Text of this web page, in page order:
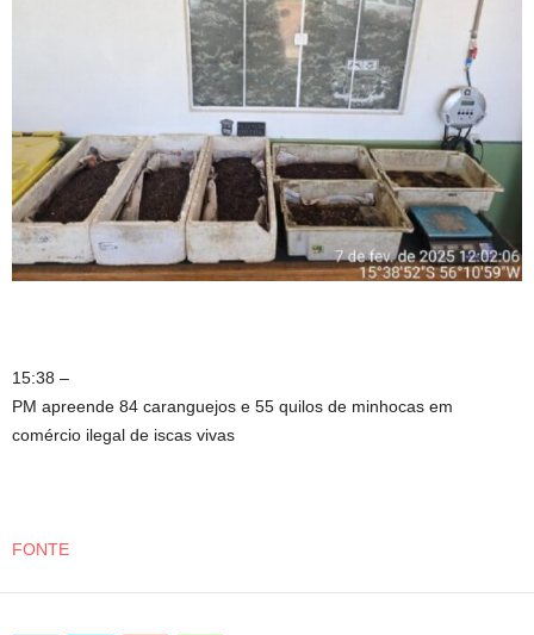
15:38 –
PM apreende 84 caranguejos e 55 quilos de minhocas em
comércio ilegal de iscas vivas
FONTE